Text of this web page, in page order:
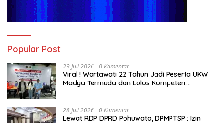
Popular Post
23 Juli 2026 0 Komentar
Viral ! Wartawati 22 Tahun Jadi Peserta UKW
Madya Termuda dan Lolos Kompeten,
28 Juli 2026 0 Komentar
Lewat RDP DPRD Pohuwato, DPMPTSP : Izin